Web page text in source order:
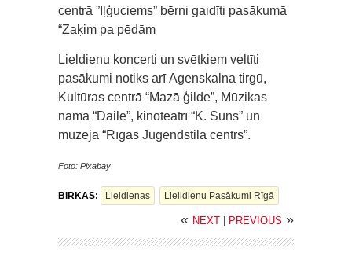
centrā ”Iļģuciems” bērni gaidīti pasākumā
“Zaķim pa pēdām
Lieldienu koncerti un svētkiem veltīti
pasākumi notiks arī Āgenskalna tirgū,
Kultūras centrā “Mazā ģilde”, Mūzikas
namā “Daile”, kinoteātrī “K. Suns” un
muzejā “Rīgas Jūgendstila centrs”.
Foto: Pixabay
BIRKAS: Lieldienas Lielidienu Pasākumi Rīgā
« NEXT PREVIOUS »